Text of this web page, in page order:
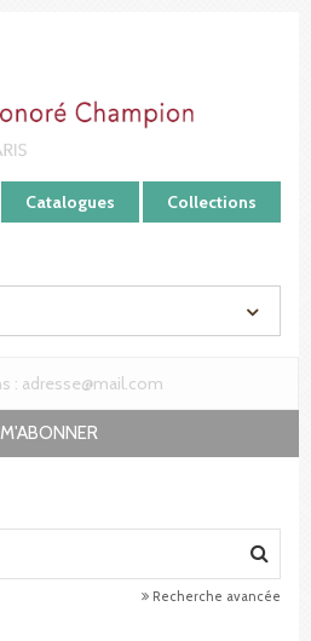
Catalogues Collections
M'ABONNER
Recherche avancée